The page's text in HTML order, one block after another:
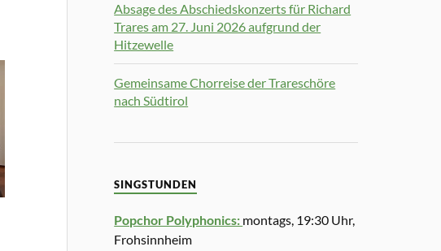
Absage des Abschiedskonzerts für Richard
Trares am 27. Juni 2026 aufgrund der
Hitzewelle
Gemeinsame Chorreise der Trareschöre
nach Südtirol
SINGSTUNDEN
Popchor Polyphonics: montags, 19:30 Uhr,
Frohsinnheim